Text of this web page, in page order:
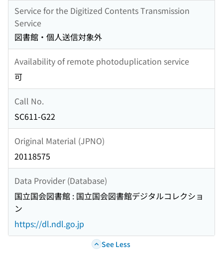
Service for the Digitized Contents Transmission
Service
図書館・個人送信対象外
Availability of remote photoduplication service
可
Call No.
SC611-G22
Original Material (JPNO)
20118575
Data Provider (Database)
国立国会図書館 : 国立国会図書館デジタルコレクショ
ン
https://dl.ndl.go.jp
See Less